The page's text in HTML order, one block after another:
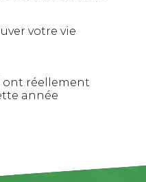
votre vie
ont réellement
année